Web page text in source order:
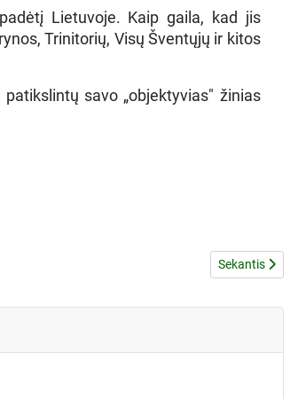
Lietuvoje. Kaip gaila, kad jis
Trinitorių, Visų Šventųjų ir kitos
savo „objektyvias" žinias
Kitas
Sekantis